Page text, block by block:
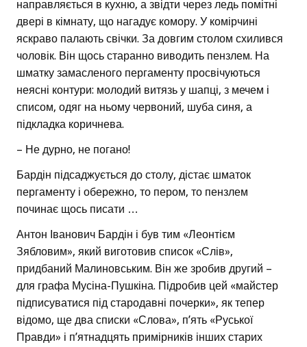
направляється в кухню, а звідти через ледь помітні
двері в кімнату, що нагадує комору. У комірчині
яскраво палають свічки. За довгим столом схилився
чоловік. Він щось старанно виводить пензлем. На
шматку замасленого пергаменту просвічуються
неясні контури: молодий витязь у шапці, з мечем і
списом, одяг на ньому червоний, шуба синя, а
підкладка коричнева.
– Не дурно, не погано!
Бардін підсаджується до столу, дістає шматок
пергаменту і обережно, то пером, то пензлем
починає щось писати …
Антон Іванович Бардін і був тим «Леонтієм
Зябловим», який виготовив список «Слів»,
придбаний Малиновським. Він же зробив другий –
для графа Мусіна-Пушкіна. Підробив цей «майстер
підписуватися під стародавні почерки», як тепер
відомо, ще два списки «Слова», п’ять «Руської
Правди» і п’ятнадцять примірників інших старих